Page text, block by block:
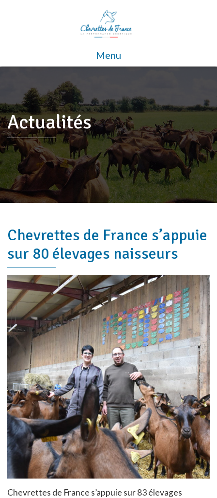
Menu
Actualités
Chevrettes de France s’appuie
sur 80 élevages naisseurs
Chevrettes de France s’appuie sur 83 élevages